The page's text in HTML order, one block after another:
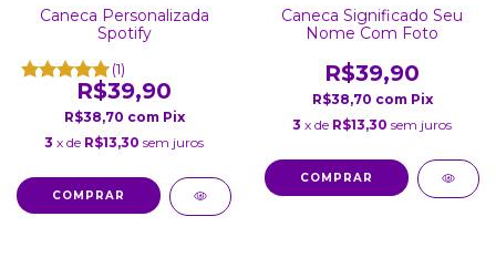
Caneca Personalizada
Spotify
(1)
R$39,90
R$38,70 com Pix
3 x de R$13,30 sem juros
COMPRAR
Caneca Significado Seu
Nome Com Foto
R$39,90
R$38,70 com Pix
3 x de R$13,30 sem juros
COMPRAR